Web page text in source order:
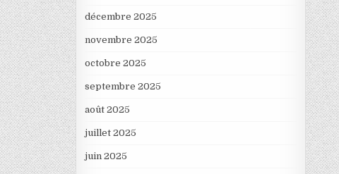
décembre 2025
novembre 2025
octobre 2025
septembre 2025
août 2025
juillet 2025
juin 2025